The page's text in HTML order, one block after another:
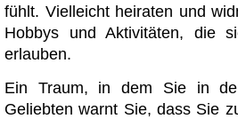
fühlt. Vielleicht heiraten und
Hobbys und Aktivitäten, die
erlauben.
Ein Traum, in dem Sie in
Geliebten warnt Sie, dass Sie